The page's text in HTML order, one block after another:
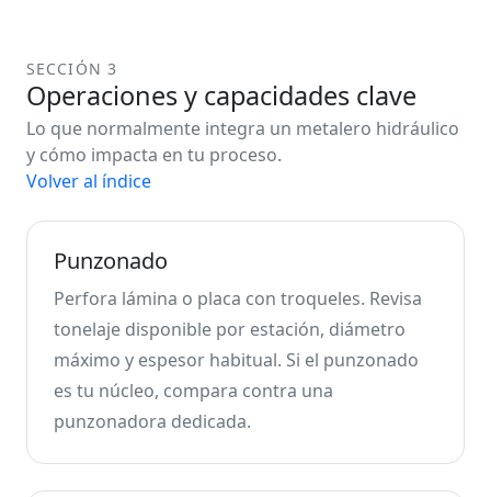
SECCIÓN 3
Operaciones y capacidades clave
Lo que normalmente integra un metalero hidráulico
y cómo impacta en tu proceso.
Volver al índice
Punzonado
Perfora lámina o placa con troqueles. Revisa
tonelaje disponible por estación, diámetro
máximo y espesor habitual. Si el punzonado
es tu núcleo, compara contra una
punzonadora dedicada.